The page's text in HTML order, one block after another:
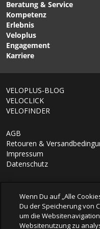
verringert (s.
praktisch allen
und Motorrad)
Schwarz von VELOPLUS
Beratung & Service
Kompetenz
Erlebnis
Veloplus
Engagement
Karriere
VELOPLUS-BLOG
VELOCLICK
VELOFINDER
AGB
Retouren &
Impressum
Datenschutz
Wenn Du auf „Alle
Du der Speicherung von
um die
Websitenutzung zu